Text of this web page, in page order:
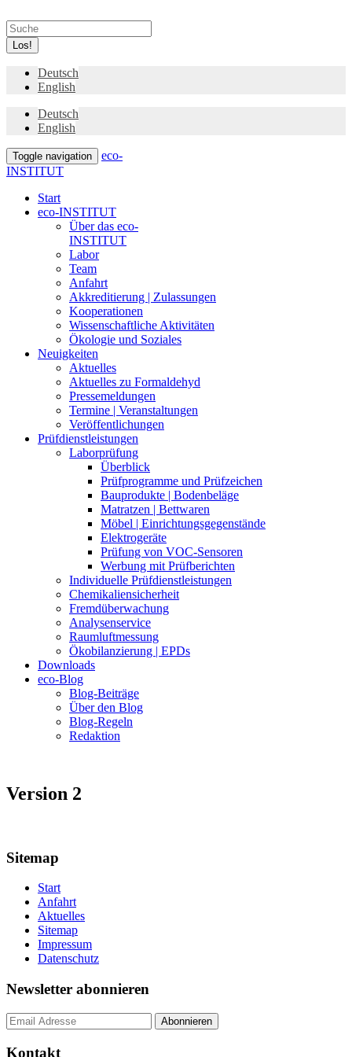
Los!
Deutsch
English
Deutsch
English
Toggle navigation
eco-
INSTITUT
Start
eco-INSTITUT
Über das eco-
INSTITUT
Labor
Team
Anfahrt
Akkreditierung | Zulassungen
Kooperationen
Wissenschaftliche Aktivitäten
Ökologie und Soziales
Neuigkeiten
Aktuelles
Aktuelles zu Formaldehyd
Pressemeldungen
Termine | Veranstaltungen
Veröffentlichungen
Prüfdienstleistungen
Laborprüfung
Überblick
Prüfprogramme und Prüfzeichen
Bauprodukte | Bodenbeläge
Matratzen | Bettwaren
Möbel | Einrichtungsgegenstände
Elektrogeräte
Prüfung von VOC-Sensoren
Werbung mit Prüfberichten
Individuelle Prüfdienstleistungen
Chemikaliensicherheit
Fremdüberwachung
Analysenservice
Raumluftmessung
Ökobilanzierung | EPDs
Downloads
eco-Blog
Blog-Beiträge
Über den Blog
Blog-Regeln
Redaktion
Version 2
Sitemap
Start
Anfahrt
Aktuelles
Sitemap
Impressum
Datenschutz
Newsletter abonnieren
Kontakt